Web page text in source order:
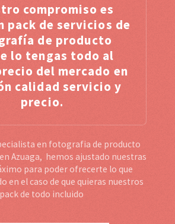
compromiso es
pack de servicios de
de producto
lo tengas todo al
del mercado en
calidad servicio y
precio.
en fotografia de producto
Azuaga, hemos ajustado nuestras
para poder ofrecerte lo que
en el caso de que quieras nuestros
pack de todo incluido